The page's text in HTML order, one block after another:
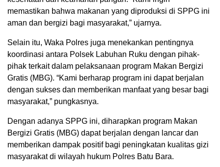
memastikan bahwa makanan yang diproduksi di SPPG ini
aman dan bergizi bagi masyarakat,” ujarnya.
Selain itu, Waka Polres juga menekankan pentingnya
koordinasi antara Polsek Labuhan Ruku dengan pihak-
pihak terkait dalam pelaksanaan program Makan Bergizi
Gratis (MBG). “Kami berharap program ini dapat berjalan
dengan sukses dan memberikan manfaat yang besar bagi
masyarakat,” pungkasnya.
Dengan adanya SPPG ini, diharapkan program Makan
Bergizi Gratis (MBG) dapat berjalan dengan lancar dan
memberikan dampak positif bagi peningkatan kualitas gizi
masyarakat di wilayah hukum Polres Batu Bara.